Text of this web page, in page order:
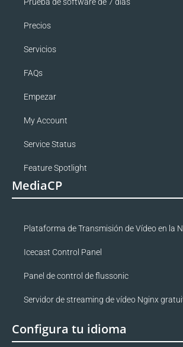
Precios
Servicios
FAQs
Empezar
My Account
Service Status
Feature Spotlight
MediaCP
Plataforma de Transmisión de Vídeo en la
Icecast Control Panel
Panel de control de flussonic
Servidor de streaming de vídeo Nginx
Configura tu idioma